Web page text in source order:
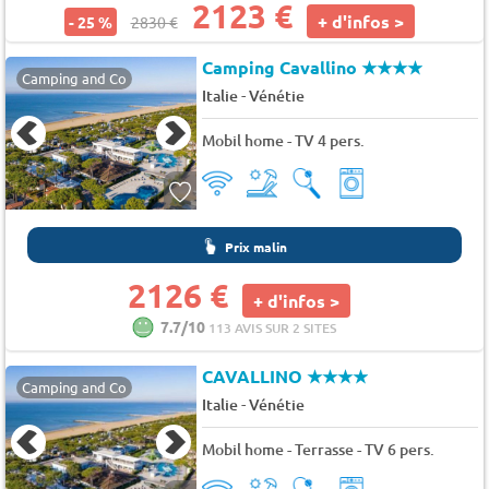
- 25 % 2830 € 2123 € + d'infos >
Camping and Co Camping Cavallino★★★★
Italie-Vénétie
Mobil home - TV 4 pers.
Prix malin
2126 € + d'infos >
7.7/10 113 AVIS SUR 2 SITES
Camping and Co CAVALLINO★★★★
Italie-Vénétie
Mobil home - Terrasse - TV 6 pers.